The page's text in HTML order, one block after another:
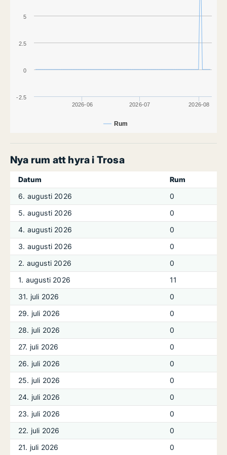
Rum
2026-06 2026-07 2026-08
-2.5
0
2.5
5
Nya rum att hyra i Trosa
Datum
Rum
6. augusti 2026
0
5. augusti 2026
0
4. augusti 2026
0
3. augusti 2026
0
2. augusti 2026
0
1. augusti 2026
11
31. juli 2026
0
29. juli 2026
0
28. juli 2026
0
27. juli 2026
0
26. juli 2026
0
25. juli 2026
0
24. juli 2026
0
23. juli 2026
0
22. juli 2026
0
21. juli 2026
0